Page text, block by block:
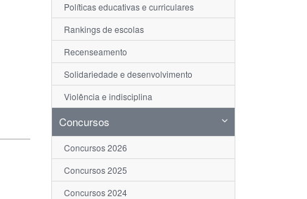
Políticas educativas e curriculares
Rankings de escolas
Recenseamento
Solidariedade e desenvolvimento
Violência e indisciplina
Concursos
Concursos 2026
Concursos 2025
Concursos 2024